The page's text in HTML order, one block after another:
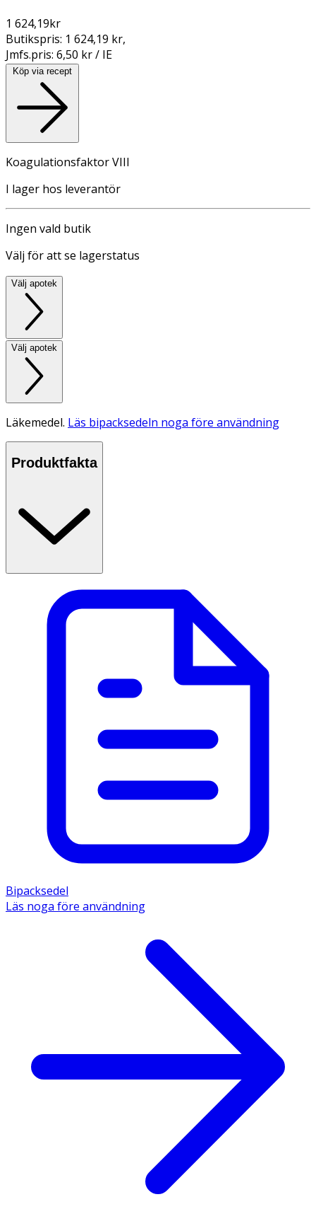
1 624,19kr
Butikspris: 1 624,19 kr,
Jmfs.pris: 6,50 kr / IE
Köp via recept
Koagulationsfaktor VIII
I lager hos leverantör
Ingen vald butik
Välj för att se lagerstatus
Välj apotek
Välj apotek
Läkemedel. Läs bipacksedeln noga före användning
Produktfakta
Bipacksedel
Läs noga före användning